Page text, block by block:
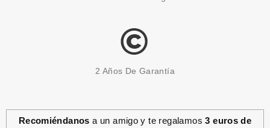
2 Años De Garantía
Recomiéndanos a un amigo y te regalamos3 euros de